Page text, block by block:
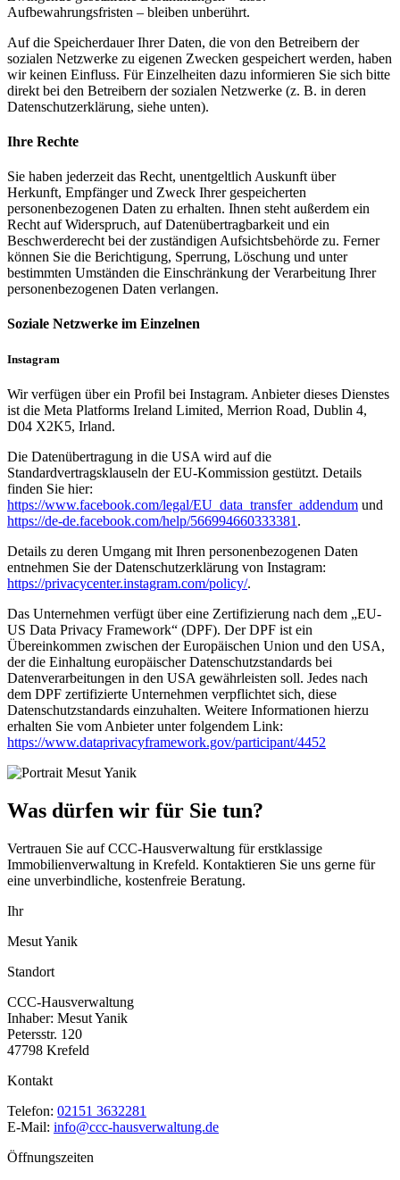
Aufbewahrungsfristen – bleiben unberührt.
Auf die Speicherdauer Ihrer Daten, die von den Betreibern der
sozialen Netzwerke zu eigenen Zwecken gespeichert werden, haben
wir keinen Einfluss. Für Einzelheiten dazu informieren Sie sich bitte
direkt bei den Betreibern der sozialen Netzwerke (z. B. in deren
Datenschutzerklärung, siehe unten).
Ihre Rechte
Sie haben jederzeit das Recht, unentgeltlich Auskunft über
Herkunft, Empfänger und Zweck Ihrer gespeicherten
personenbezogenen Daten zu erhalten. Ihnen steht außerdem ein
Recht auf Widerspruch, auf Datenübertragbarkeit und ein
Beschwerderecht bei der zuständigen Aufsichtsbehörde zu. Ferner
können Sie die Berichtigung, Sperrung, Löschung und unter
bestimmten Umständen die Einschränkung der Verarbeitung Ihrer
personenbezogenen Daten verlangen.
Soziale Netzwerke im Einzelnen
Instagram
Wir verfügen über ein Profil bei Instagram. Anbieter dieses Dienstes
ist die Meta Platforms Ireland Limited, Merrion Road, Dublin 4,
D04 X2K5, Irland.
Die Datenübertragung in die USA wird auf die
Standardvertragsklauseln der EU-Kommission gestützt. Details
finden Sie hier:
https://www.facebook.com/legal/EU_data_transfer_addendum und
https://de-de.facebook.com/help/566994660333381 .
Details zu deren Umgang mit Ihren personenbezogenen Daten
entnehmen Sie der Datenschutzerklärung von Instagram:
https://privacycenter.instagram.com/policy/.
Das Unternehmen verfügt über eine Zertifizierung nach dem „EU-
US Data Privacy Framework“ (DPF). Der DPF ist ein
Übereinkommen zwischen der Europäischen Union und den USA,
der die Einhaltung europäischer Datenschutzstandards bei
Datenverarbeitungen in den USA gewährleisten soll. Jedes nach
dem DPF zertifizierte Unternehmen verpflichtet sich, diese
Datenschutzstandards einzuhalten. Weitere Informationen hierzu
erhalten Sie vom Anbieter unter folgendem Link:
https://www.dataprivacyframework.gov/participant/4452
Was dürfen wir für Sie tun?
Vertrauen Sie auf CCC-Hausverwaltung für erstklassige
Immobilienverwaltung in Krefeld. Kontaktieren Sie uns gerne für
eine unverbindliche, kostenfreie Beratung.
Ihr
Mesut Yanik
Standort
CCC-Hausverwaltung
Inhaber: Mesut Yanik
Petersstr. 120
47798 Krefeld
Kontakt
Telefon: 02151 3632281
E-Mail: info@ccc-hausverwaltung.de
Öffnungszeiten